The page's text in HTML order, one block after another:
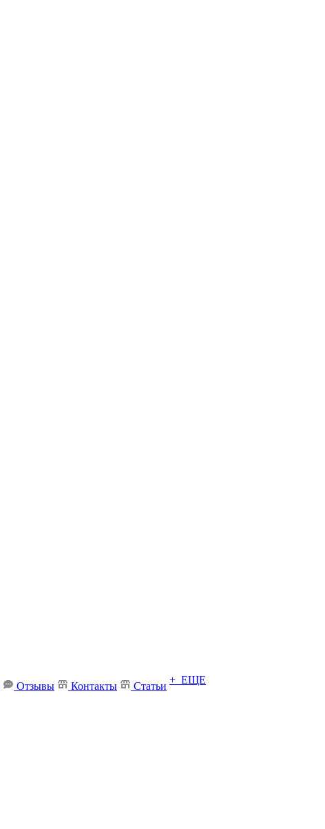
Отзывы Контакты Статьи
+ ЕЩЕ